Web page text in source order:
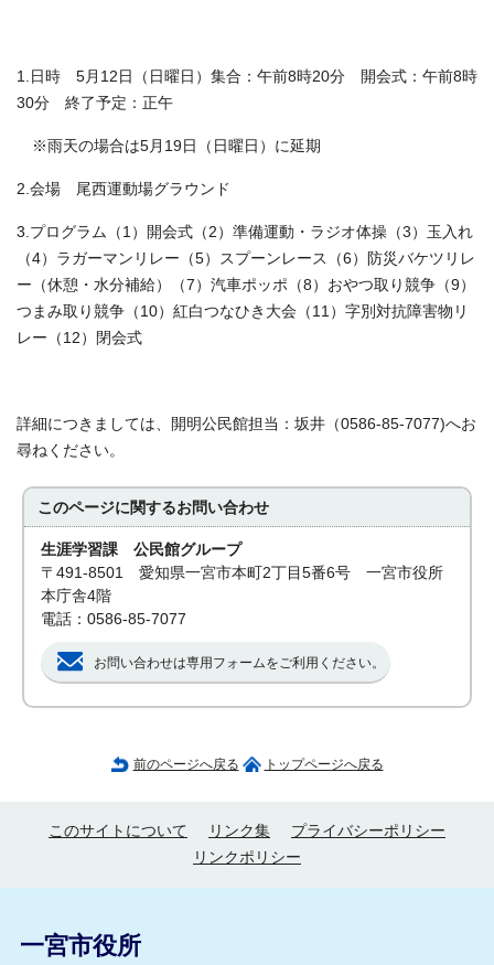
1.日時 5月12日（日曜日）集合：午前8時20分 開会式：午前8時
30分 終了予定：正午
※雨天の場合は5月19日（日曜日）に延期
2.会場 尾西運動場グラウンド
3.プログラム（1）開会式（2）準備運動・ラジオ体操（3）玉入れ
（4）ラガーマンリレー（5）スプーンレース（6）防災バケツリレ
ー（休憩・水分補給）（7）汽車ポッポ（8）おやつ取り競争（9）
つまみ取り競争（10）紅白つなひき大会（11）字別対抗障害物リ
レー（12）閉会式
詳細につきましては、開明公民館担当：坂井（0586-85-7077)へお
尋ねください。
このページに関するお問い合わせ
生涯学習課 公民館グループ
〒491-8501 愛知県一宮市本町2丁目5番6号 一宮市役所
本庁舎4階
電話：0586-85-7077
お問い合わせは専用フォームをご利用ください。
前のページへ戻る トップページへ戻る
このサイトについて リンク集
プライバシーポリシー
リンクポリシー
一宮市役所